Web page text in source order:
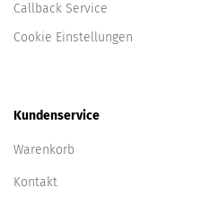
Callback Service
Cookie Einstellungen
Kundenservice
Warenkorb
Kontakt